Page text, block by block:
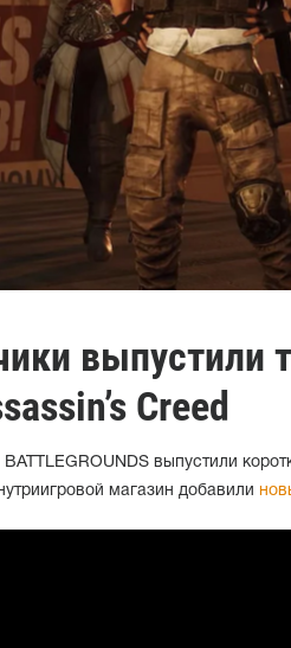
выпустили
Creed
выпустили
магазин добавили